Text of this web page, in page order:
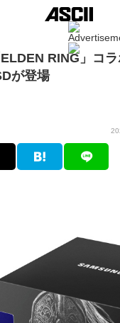
RING」コ
が登場